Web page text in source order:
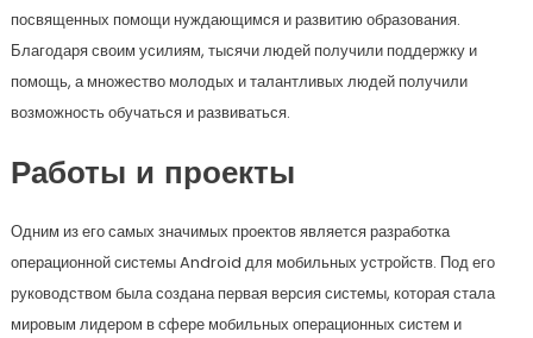
посвященных помощи нуждающимся и развитию образования.
Благодаря своим усилиям, тысячи людей получили поддержку и
помощь, а множество молодых и талантливых людей получили
возможность обучаться и развиваться.
Работы и проекты
Одним из его самых значимых проектов является разработка
операционной системы Android для мобильных устройств. Под его
руководством была создана первая версия системы, которая стала
мировым лидером в сфере мобильных операционных систем и